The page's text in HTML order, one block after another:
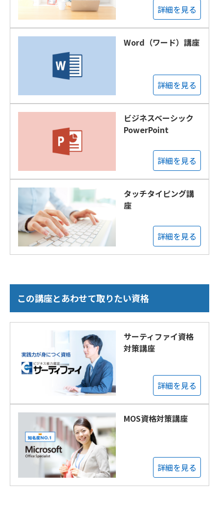
詳細を見る
Word（ワード）講座
詳細を見る
ビジネスベーシック
PowerPoint
詳細を見る
タッチタイピング講
座
詳細を見る
この講座とあわせて取りたい資格
サーティファイ資格
対策講座
詳細を見る
MOS資格対策講座
詳細を見る